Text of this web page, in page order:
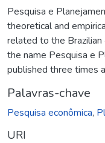
Pesquisa e
theoretical and
related to the
the name Pesquisa e
published three times
Palavras-chave
Pesquisa econômica,
URI